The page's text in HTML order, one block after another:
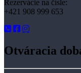
Rezervácie na čísle:
+421 908 999 653
Otváracia